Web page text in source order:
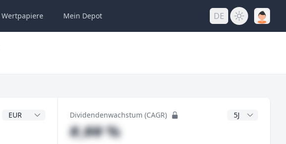
Wertpapiere Mein Depot DE
DividendenwährungDividendenwachstum (CAGR) CAGR Jahre
#,## %